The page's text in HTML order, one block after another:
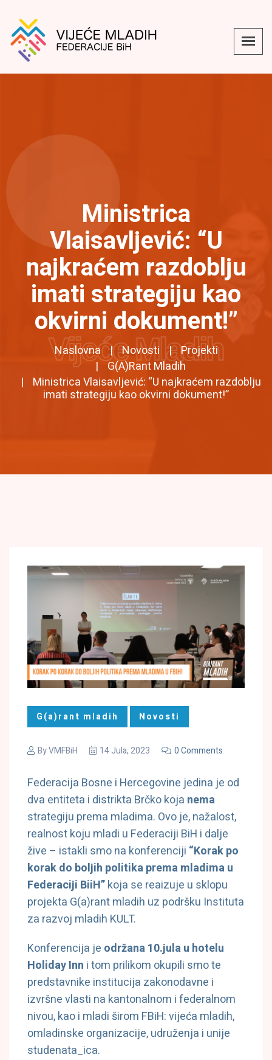
Ministrica
Vlaisavljević: “U
najkraćem razdoblju
imati strategiju kao
okvirni dokument!”
Naslovna Novosti
Projekti
G(a)rant Mladih
Ministrica Vlaisavljević: “U najkraćem razdoblju
imati strategiju kao okvirni dokument!”
Vijeće Mladih
G(a)rant mladih Novosti
ByVMFBiH 14 Jula, 2023 0 Comments
Federacija Bosne i Hercegovine jedina je od
dva entiteta i distrikta Brčko koja nema
strategiju prema mladima. Ovo je, nažalost,
realnost koju mladi u Federaciji BiH i dalje
žive – istakli smo na konferenciji “Korak po
korak do boljih politika prema mladima u
Federaciji BiiH”koja se reaizuje u sklopu
projekta G(a)rant mladih uz podršku Instituta
za razvoj mladih KULT.
Konferencija je održana 10.jula u hotelu
Holiday Inn i tom prilikom okupili smo te
predstavnike institucija zakonodavne i
izvršne vlasti na kantonalnom i federalnom
nivou, kao i mladi širom FBiH: vijeća mladih,
omladinske organizacije, udruženja i unije
studenata_ica.